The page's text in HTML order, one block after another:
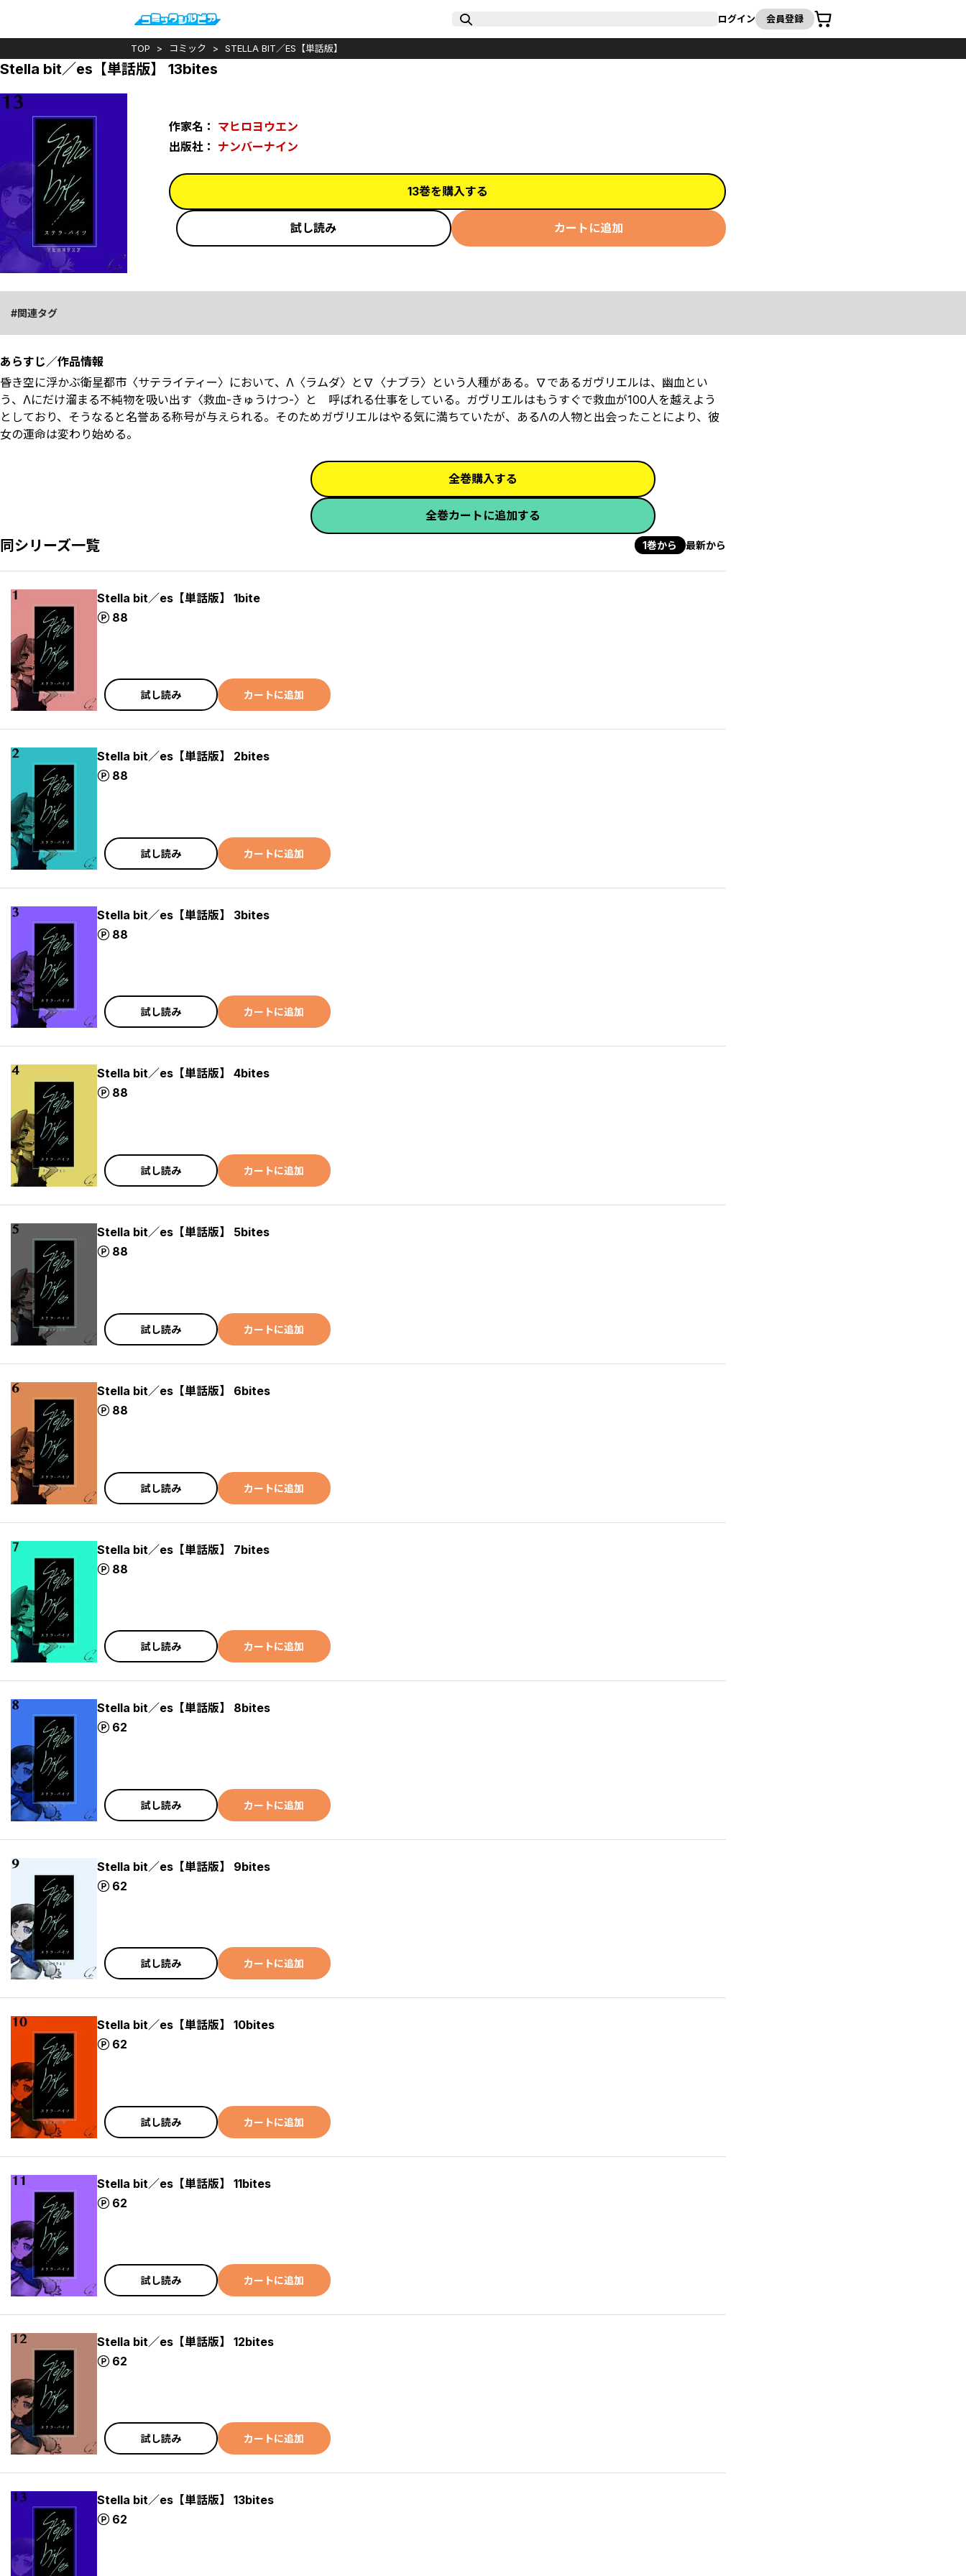
ログイン 会員登録
カート
TOP コミック STELLA BIT／ES【単話版】
Stella bit／es【単話版】 13bites
作家名： マヒロヨウエン
出版社： ナンバーナイン
13巻を購入する
試し読み カートに追加
関連タグ
あらすじ／作品情報
昏き空に浮かぶ衛星都市〈サテライティー〉において、Λ〈ラムダ〉と∇〈ナブラ〉という人種がある。∇であるガヴリエルは、幽血とい
う、Λにだけ溜まる不純物を吸い出す〈救血-きゅうけつ-〉と 呼ばれる仕事をしている。ガヴリエルはもうすぐで救血が100人を越えよう
としており、そうなると名誉ある称号が与えられる。そのためガヴリエルはやる気に満ちていたが、あるΛの人物と出会ったことにより、彼
女の運命は変わり始める。
全巻購入する
全巻カートに追加する
同シリーズ一覧 1巻から 最新から
Stella bit／es【単話版】 1bite
88
ポイント
試し読み カートに追加
Stella bit／es【単話版】 2bites
88
ポイント
試し読み カートに追加
Stella bit／es【単話版】 3bites
88
ポイント
試し読み カートに追加
Stella bit／es【単話版】 4bites
88
ポイント
試し読み カートに追加
Stella bit／es【単話版】 5bites
88
ポイント
試し読み カートに追加
Stella bit／es【単話版】 6bites
88
ポイント
試し読み カートに追加
Stella bit／es【単話版】 7bites
88
ポイント
試し読み カートに追加
Stella bit／es【単話版】 8bites
62
ポイント
試し読み カートに追加
Stella bit／es【単話版】 9bites
62
ポイント
試し読み カートに追加
Stella bit／es【単話版】 10bites
62
ポイント
試し読み カートに追加
Stella bit／es【単話版】 11bites
62
ポイント
試し読み カートに追加
Stella bit／es【単話版】 12bites
62
ポイント
試し読み カートに追加
Stella bit／es【単話版】 13bites
62
ポイント